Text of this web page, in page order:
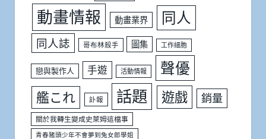
動畫情報 動畫業界 同人
同人誌 哥布林殺手 圖集 工作細胞
戀與製作人 手遊 活動情報 聲優
艦これ 訃報 話題 遊戲 銷量
關於我轉生變成史萊姆這檔事
青春豬頭少年不會夢到兔女郎學姐